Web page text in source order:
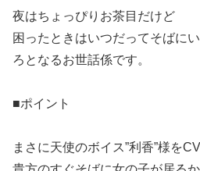
夜はちょっぴりお茶目だけど
困ったときはいつだってそばに
ろとなるお世話係です。
■ポイント
まさに天使のボイス”利香”様を